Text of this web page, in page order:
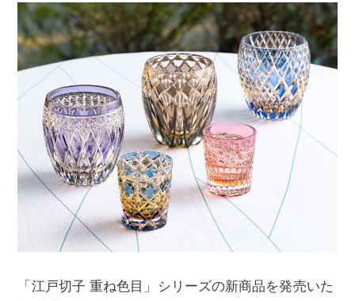
「江戸切子 重ね色目」シリーズの新商品を発売いた